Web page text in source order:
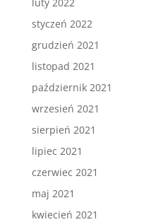
styczeń 2022
grudzień 2021
listopad 2021
październik 2021
wrzesień 2021
sierpień 2021
lipiec 2021
czerwiec 2021
maj 2021
kwiecień 2021